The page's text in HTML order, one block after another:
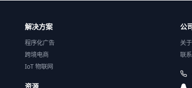
解决方案
程序化广告
跨境电商
IoT 物联网
公
关
联